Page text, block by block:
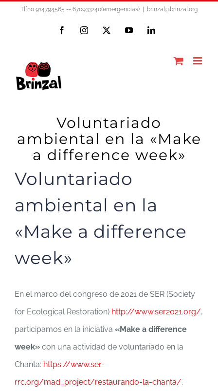
Tlfno 914794565 -- 670933240(emergencias) brinzal@brinzal.org
FacebookInstagram YouTubeLinkedIn
Voluntariado
ambiental en la «Make
a difference week»
Voluntariado
ambiental en la
«Make a difference
week»
En el marco del congreso de 2021 de SER (Society
for Ecological Restoration) http://www.ser2021.org/,
participamos en la iniciativa «Make a difference
week» con una actividad de voluntariado en la
Chanta: https://www.ser-
rrc.org/mad_project/restaurando-la-chanta/.